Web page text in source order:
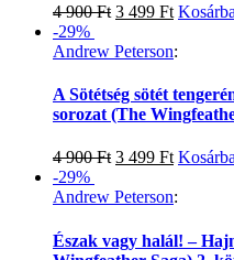
4 900Ft 3 499 Ft Kosárba
-29%
Andrew Peterson:
A Sötétség sötét
sorozat (The
4 900Ft 3 499 Ft Kosárba
-29%
Andrew Peterson:
Észak vagy halál! –